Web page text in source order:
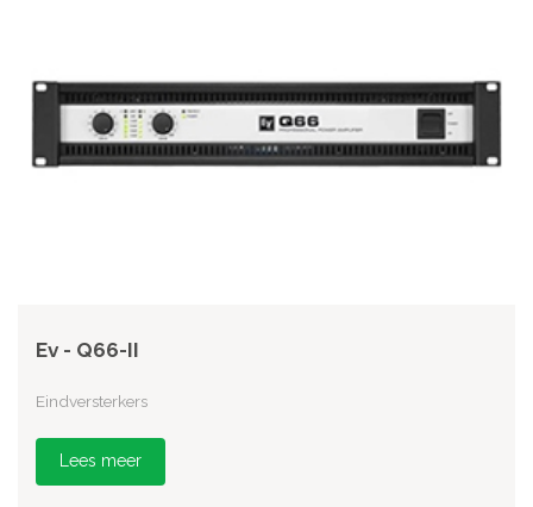
Ev - Q66-II
Eindversterkers
Lees meer